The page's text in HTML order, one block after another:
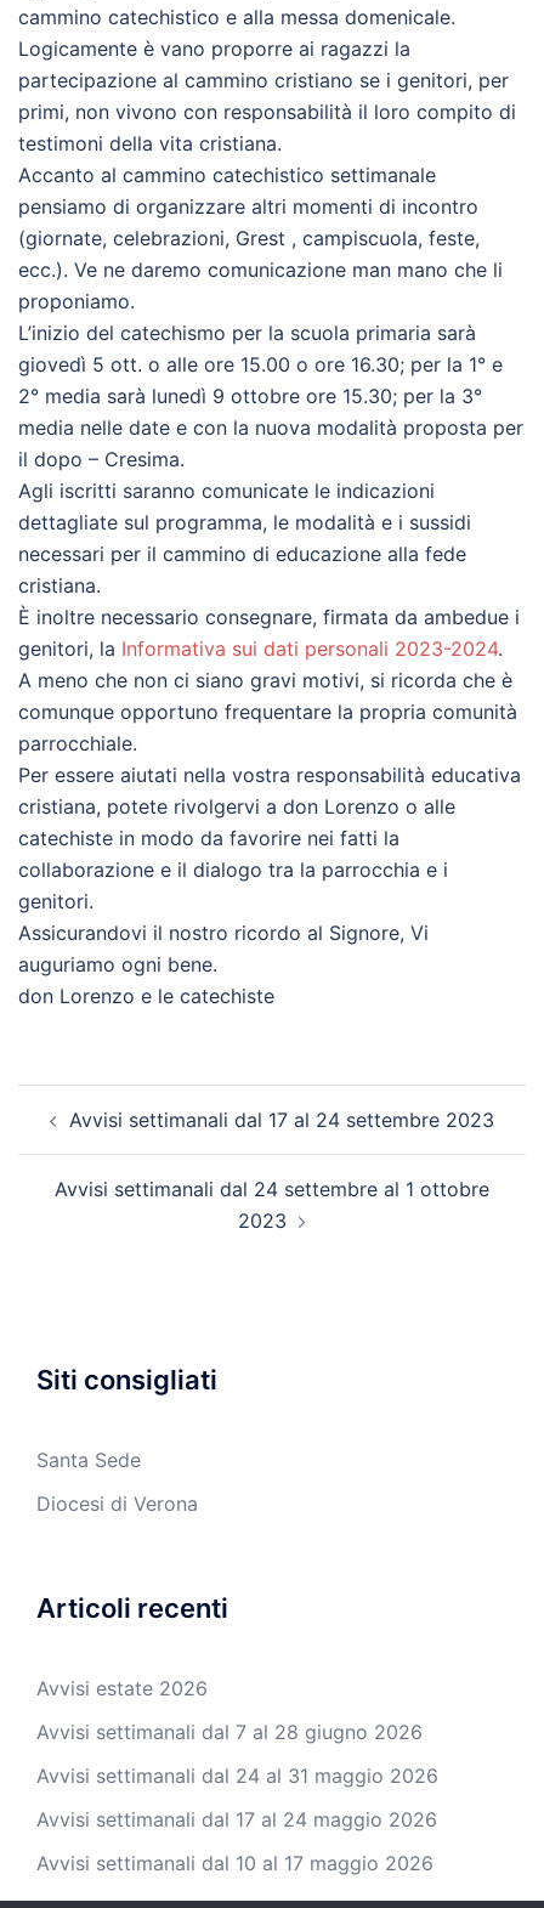
cammino catechistico e alla messa domenicale.
Logicamente è vano proporre ai ragazzi la
partecipazione al cammino cristiano se i genitori, per
primi, non vivono con responsabilità il loro compito di
testimoni della vita cristiana.
Accanto al cammino catechistico settimanale
pensiamo di organizzare altri momenti di incontro
(giornate, celebrazioni, Grest , campiscuola, feste,
ecc.). Ve ne daremo comunicazione man mano che li
proponiamo.
L’inizio del catechismo per la scuola primaria sarà
giovedì 5 ott. o alle ore 15.00 o ore 16.30; per la 1° e
2° media sarà lunedì 9 ottobre ore 15.30; per la 3°
media nelle date e con la nuova modalità proposta per
il dopo – Cresima.
Agli iscritti saranno comunicate le indicazioni
dettagliate sul programma, le modalità e i sussidi
necessari per il cammino di educazione alla fede
cristiana.
È inoltre necessario consegnare, firmata da ambedue i
genitori, la Informativa sui dati personali 2023-2024.
A meno che non ci siano gravi motivi, si ricorda che è
comunque opportuno frequentare la propria comunità
parrocchiale.
Per essere aiutati nella vostra responsabilità educativa
cristiana, potete rivolgervi a don Lorenzo o alle
catechiste in modo da favorire nei fatti la
collaborazione e il dialogo tra la parrocchia e i
genitori.
Assicurandovi il nostro ricordo al Signore, Vi
auguriamo ogni bene.
don Lorenzo e le catechiste
articolo
Avvisi settimanali dal 17 al 24 settembre 2023
Avvisi settimanali dal 24 settembre al 1 ottobre
2023
Siti consigliati
Santa Sede
Diocesi di Verona
Articoli recenti
Avvisi estate 2026
Avvisi settimanali dal 7 al 28 giugno 2026
Avvisi settimanali dal 24 al 31 maggio 2026
Avvisi settimanali dal 17 al 24 maggio 2026
Avvisi settimanali dal 10 al 17 maggio 2026